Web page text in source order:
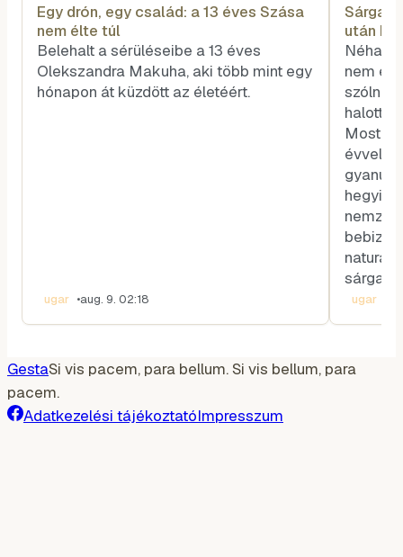
Egy drón, egy család: a 13 éves Szása
nem élte túl
Belehalt a sérüléseibe a 13 éves
Olekszandra Makuha, aki több mint egy
hónapon át küzdött az életéért.
ugar •aug. 9. 02:18
Sárga
után
Néha a
nem
halott
Most
évvel
gyanút
hegyi
sárga
ugar
GestaSi vis pacem, para bellum. Si vis bellum, para
pacem.
Adatkezelési tájékoztatóImpresszum